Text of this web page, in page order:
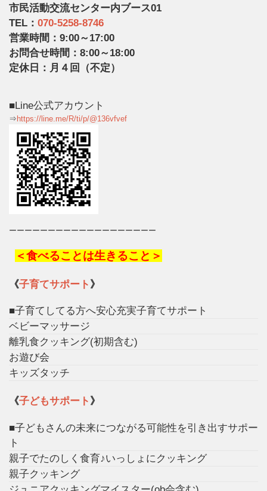
市民活動交流センター内ブース01
TEL： 070-5258-8746
営業時間：9:00～17:00
お問合せ時間：8:00～18:00
定休日：月４回（不定）
■Line公式アカウント
⇒ https://line.me/R/ti/p/@136vfvef
ーーーーーーーーーーーーーーーーーーー
＜食べることは生きること＞
《子育てサポート 》
■子育てしてる方へ安心充実子育てサポート
ベビーマッサージ
離乳食クッキング(初期含む)
お遊び会
キッズタッチ
《子どもサポート 》
■子どもさんの未来につながる可能性を引き出すサポー
ト
親子でたのしく食育♪いっしょにクッキング
親子クッキング